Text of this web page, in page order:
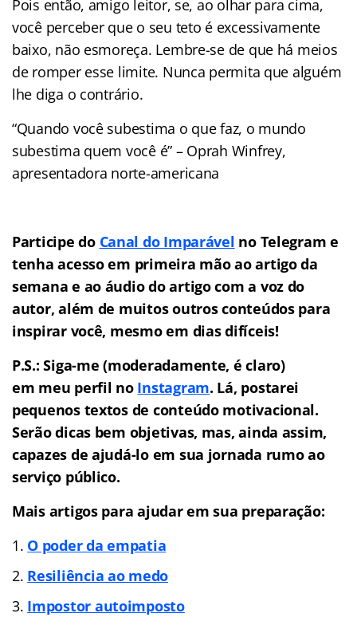
Pois então, amigo leitor, se, ao olhar para cima,
você perceber que o seu teto é excessivamente
baixo, não esmoreça. Lembre-se de que há meios
de romper esse limite. Nunca permita que alguém
lhe diga o contrário.
“Quando você subestima o que faz, o mundo
subestima quem você é” – Oprah Winfrey,
apresentadora norte-americana
Participe do Canal do Imparável no Telegram e
tenha acesso em primeira mão ao artigo da
semana e ao áudio do artigo com a voz do
autor, além de muitos outros conteúdos para
inspirar você, mesmo em dias difíceis!
P.S.: Siga-me (moderadamente, é claro)
em meu perfil no Instagram. Lá, postarei
pequenos textos de conteúdo motivacional.
Serão dicas bem objetivas, mas, ainda assim,
capazes de ajudá-lo em sua jornada rumo ao
serviço público.
Mais artigos para ajudar em sua preparação:
O poder da empatia
Resiliência ao medo
Impostor autoimposto